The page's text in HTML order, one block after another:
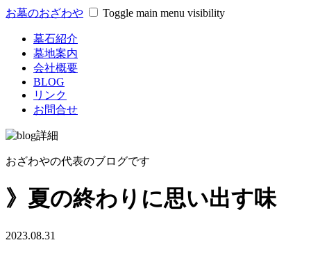
お墓のおざわや Toggle main menu visibility
墓石紹介
墓地案内
会社概要
BLOG
リンク
お問合せ
おざわやの代表のブログです
》夏の終わりに思い出す味
2023.08.31